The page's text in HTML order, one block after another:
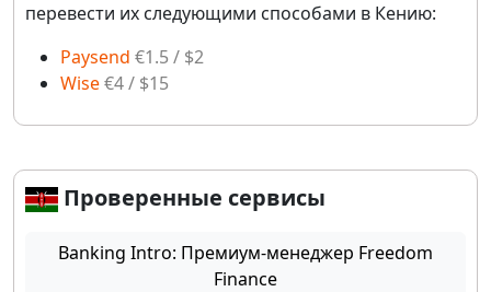
перевести их следующими способами в Кению:
Paysend €1.5 / $2
Wise€4 / $15
Проверенные сервисы
Banking Intro: Премиум-менеджер Freedom
Finance